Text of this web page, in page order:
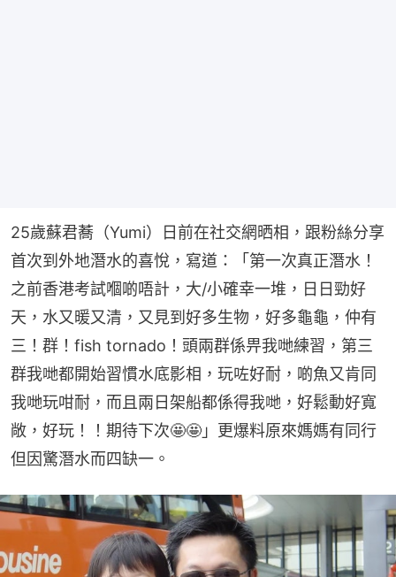
25歲蘇君蕎（Yumi）日前在社交網晒相，跟粉絲分享
首次到外地潛水的喜悅，寫道：「第一次真正潛水！
之前香港考試嗰啲唔計，大/小確幸一堆，日日勁好
天，水又暖又清，又見到好多生物，好多龜龜，仲有
三！群！fish tornado！頭兩群係畀我哋練習，第三
群我哋都開始習慣水底影相，玩咗好耐，啲魚又肯同
我哋玩咁耐，而且兩日架船都係得我哋，好鬆動好寬
敞，好玩！！期待下次🤩🤩」更爆料原來媽媽有同行
但因驚潛水而四缺一。